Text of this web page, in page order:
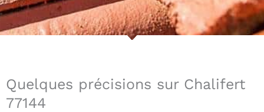
Quelques précisions sur Chalifert
77144